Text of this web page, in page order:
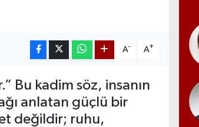
A- A+
Bu kadim söz, insanın
anlatan güçlü bir
değildir; ruhu,